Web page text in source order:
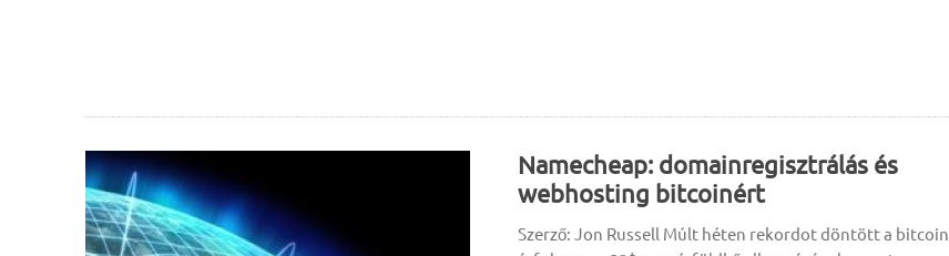
Namecheap: domainregisztrálás és
webhosting bitcoinért
Szerző: Jon Russell Múlt héten rekordot döntött a bitcoin